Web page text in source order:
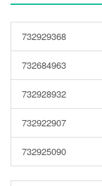
732929368
732684963
732928932
732922907
732925090